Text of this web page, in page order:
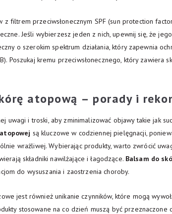
filtrem przeciwsłonecznym SPF (sun protection
Jeśli wybierzesz jeden z nich, upewnij się, że
o szerokim spektrum działania, który zapewnia
Poszukaj kremu przeciwsłonecznego, który zawiera
atopową – porady i
uwagi i troski, aby zminimalizować objawy takie jak
są kluczowe w codziennej pielęgnacji,
wrażliwej. Wybierając produkty, warto zwrócić
składniki nawilżające i łagodzące. Balsam do
do wysuszania i zaostrzenia choroby.
jest również unikanie czynników, które mogą
stosowane na co dzień muszą być przeznaczone